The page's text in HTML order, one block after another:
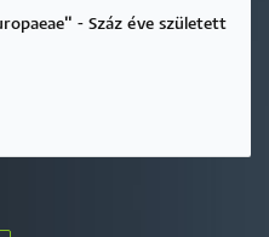
- Száz éve született